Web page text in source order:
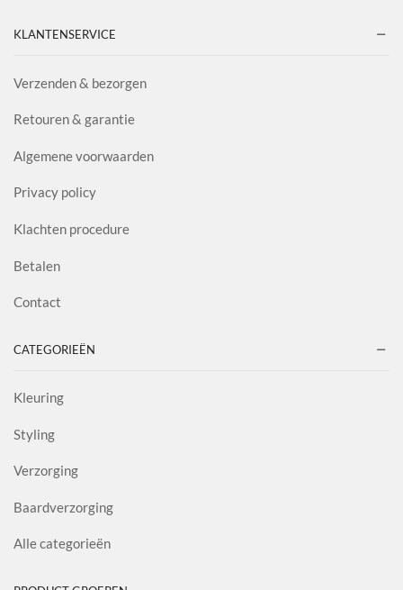
KLANTENSERVICE
Verzenden & bezorgen
Retouren & garantie
Algemene voorwaarden
Privacy policy
Klachten procedure
Betalen
Contact
CATEGORIEËN
Kleuring
Styling
Verzorging
Baardverzorging
Alle categorieën